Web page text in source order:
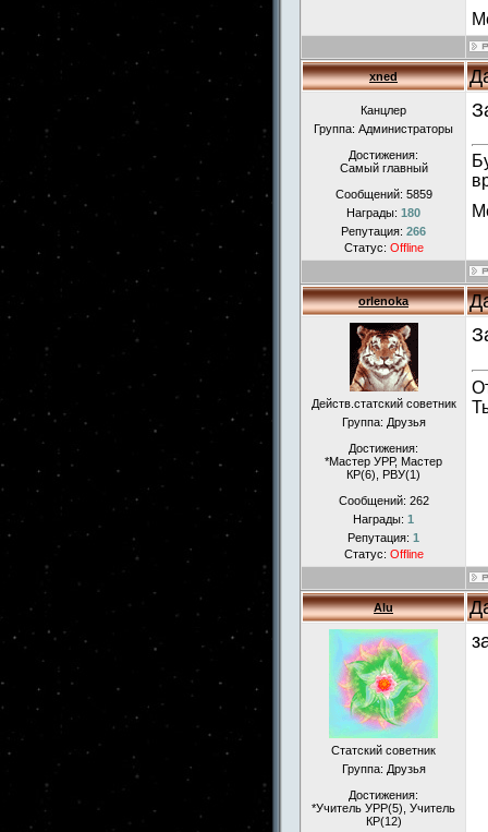
xned
Канцлер
Группа: Администраторы
Достижения:
Самый главный
Сообщений: 5859
Награды: 180
Репутация: 266
Статус: Offline
orlenokа
Действ.статский советник
Группа: Друзья
Достижения:
*Мастер УРР, Мастер
КР(6), РВУ(1)
Сообщений: 262
Награды: 1
Репутация: 1
Статус: Offline
Alu
Статский советник
Группа: Друзья
Достижения:
*Учитель УРР(5), Учитель
КР(12)